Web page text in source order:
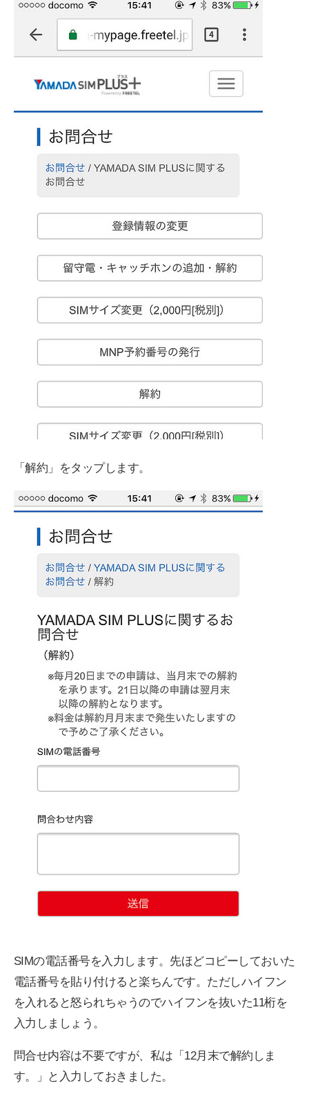
「解約」をタップします。
SIMの電話番号を入力します。先ほどコピーしておいた
電話番号を貼り付けると楽ちんです。ただしハイフン
を入れると怒られちゃうのでハイフンを抜いた11桁を
入力しましょう。
問合せ内容は不要ですが、私は「12月末で解約しま
す。」と入力しておきました。